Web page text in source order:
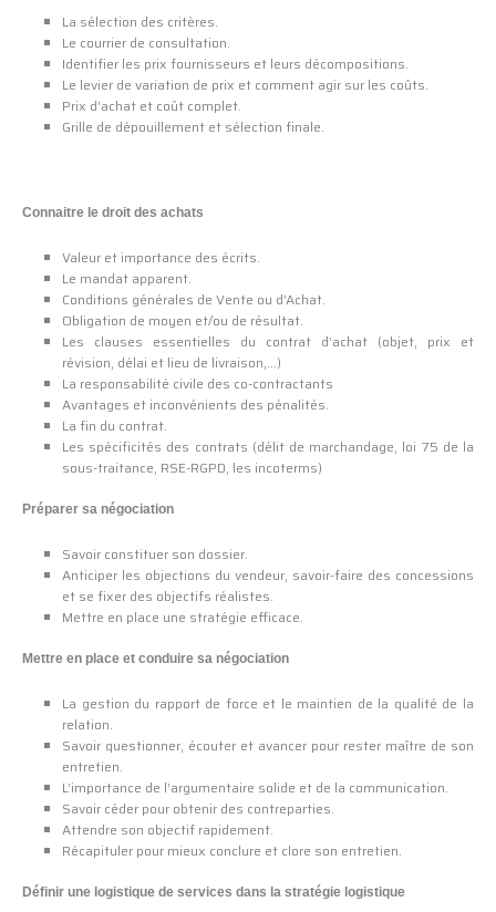
La sélection des critères.
Le courrier de consultation.
Identifier les prix fournisseurs et leurs décompositions.
Le levier de variation de prix et comment agir sur les coûts.
Prix d’achat et coût complet.
Grille de dépouillement et sélection finale.
Connaitre le droit des achats
Valeur et importance des écrits.
Le mandat apparent.
Conditions générales de Vente ou d’Achat.
Obligation de moyen et/ou de résultat.
Les clauses essentielles du contrat d’achat (objet, prix et
révision, délai et lieu de livraison,…)
La responsabilité civile des co-contractants
Avantages et inconvénients des pénalités.
La fin du contrat.
Les spécificités des contrats (délit de marchandage, loi 75 de la
sous-traitance, RSE-RGPD, les incoterms)
Préparer sa négociation
Savoir constituer son dossier.
Anticiper les objections du vendeur, savoir-faire des concessions
et se fixer des objectifs réalistes.
Mettre en place une stratégie efficace.
Mettre en place et conduire sa négociation
La gestion du rapport de force et le maintien de la qualité de la
relation.
Savoir questionner, écouter et avancer pour rester maître de son
entretien.
L’importance de l’argumentaire solide et de la communication.
Savoir céder pour obtenir des contreparties.
Attendre son objectif rapidement.
Récapituler pour mieux conclure et clore son entretien.
Définir une logistique de services dans la stratégie logistique